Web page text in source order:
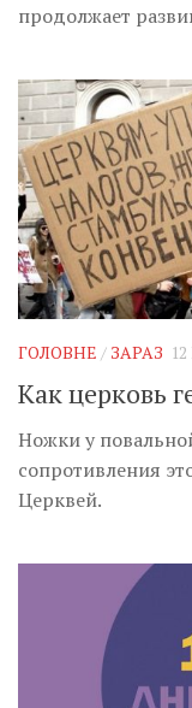
продолжает
ГОЛОВНЕ / ЗАРАЗ
Как церковь
Ножки у
сопротивления
Церквей.